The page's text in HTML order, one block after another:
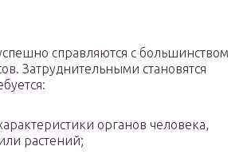
справляются с большинством
Затруднительными становятся
органов человека,
растений;